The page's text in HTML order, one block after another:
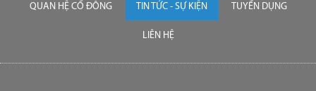
QUAN HỆ CỔ ĐÔNG TIN TỨC - SỰ KIỆN TUYỂN DỤNG
LIÊN HỆ